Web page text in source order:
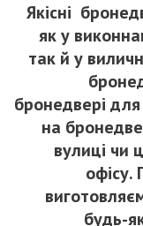
Якісні
як у
так й у
бронедвері
на
вулиці чи
офісу.
будь-